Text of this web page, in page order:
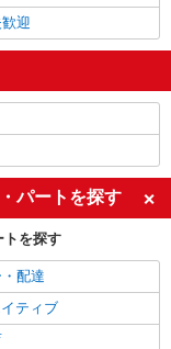
迎
パートを探す
トを探す
配達
ティブ